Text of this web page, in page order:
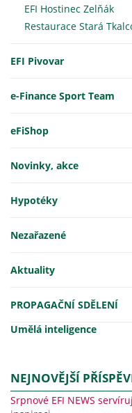
EFI Hostinec Zelňák
Restaurace Stará
EFI Pivovar
e-Finance Sport Team
eFiShop
Novinky, akce
Hypotéky
Nezařazené
Aktuality
PROPAGAČNÍ SDĚLENÍ
Umělá inteligence
NEJNOVĚJŠÍ
Srpnové EFI NEWS